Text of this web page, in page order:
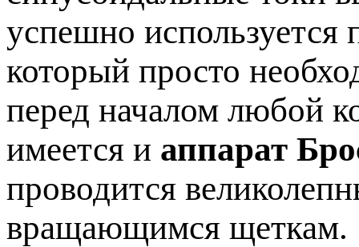
успешно используется
который просто
перед началом любой
имеется и аппарат
проводится
вращающимся щеткам.